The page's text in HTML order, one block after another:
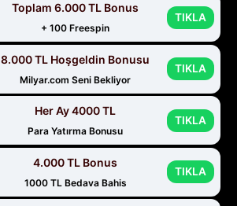
Toplam 6.000 TL Bonus
+ 100 Freespin
TIKLA
8.000 TL Hoşgeldin Bonusu
Milyar.com Seni Bekliyor
TIKLA
Her Ay 4000 TL
Para Yatırma Bonusu
TIKLA
4.000 TL Bonus
1000 TL Bedava Bahis
TIKLA